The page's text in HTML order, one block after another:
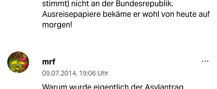
stimmt) nicht an der Bundesrepublik.
Ausreisepapiere bekäme er wohl von heute auf
morgen!
mrf
09.07.2014, 19:06 Uhr